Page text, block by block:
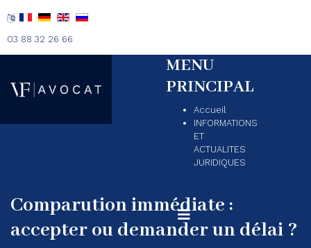
03 88 32 26 66
MENU
PRINCIPAL
Accueil
INFORMATIONS
ET
ACTUALITES
JURIDIQUES
Comparution immédiate :
accepter ou demander un délai ?